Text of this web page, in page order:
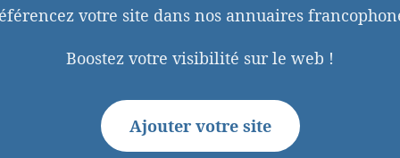
votre site dans nos annuaires
Boostez votre visibilité sur le web !
Ajouter votre site